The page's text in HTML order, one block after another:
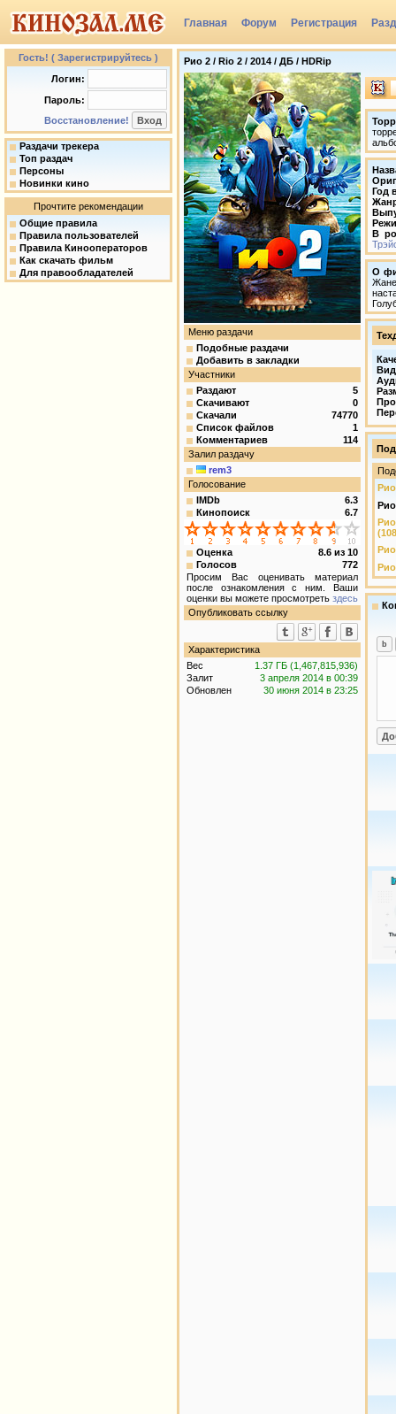
Главная Форум Регистрация
Группы
Гость! ( Зарегистрируйтесь )
Логин:
Пароль:
Восстановление!
Раздачи трекера
Топ раздач
Персоны
Новинки кино
Прочтите рекомендации
Общие правила
Правила пользователей
Правила Кинооператоров
Как скачать фильм
Для правообладателей
Рио 2 / Rio 2 / 2014 / ДБ / HDRip
Меню раздачи
Подобные раздачи
Добавить в закладки
Участники
Раздают
5
Скачивают
0
Скачали
74770
Список файлов
1
Комментариев
114
Залил раздачу
rem3
Голосование
IMDb
6.3
Кинопоиск
6.7
Оценка 8.6 из 10
Голосов
772
Просим Вас оценивать материал
после ознакомления с ним. Ваши
оценки вы можете просмотреть здесь
Опубликовать ссылку
Характеристика
Вес
1.37 ГБ (1,467,815,936)
Залит
3 апреля 2014 в 00:39
Обновлен
30 июня 2014 в 23:25
Год
В
О